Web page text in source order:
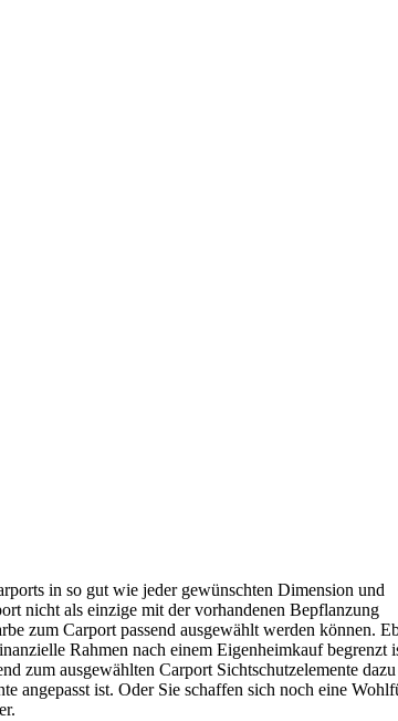
in so gut wie jeder gewünschten Dimension und
nicht als einzige mit der vorhandenen Bepflanzung
zum Carport passend ausgewählt werden können.
Rahmen nach einem Eigenheimkauf begrenzt
zum ausgewählten Carport Sichtschutzelemente
angepasst ist. Oder Sie schaffen sich noch eine